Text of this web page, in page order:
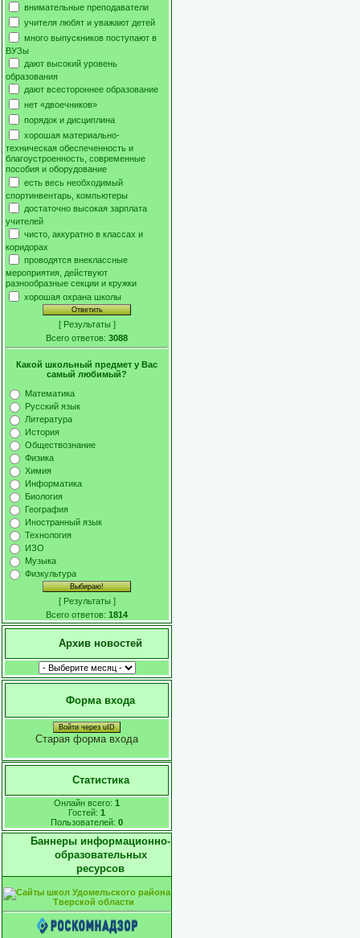
внимательные преподаватели
учителя любят и уважают детей
много выпускников поступают в
ВУЗы
дают высокий уровень
образования
дают всестороннее образование
нет «двоечников»
порядок и дисциплина
хорошая материально-
техническая обеспеченность и
благоустроенность, современные
пособия и оборудование
есть весь необходимый
спортинвентарь, компьютеры
достаточно высокая зарплата
учителей
чисто, аккуратно в классах и
коридорах
проводятся внеклассные
мероприятия, действуют
разнообразные секции и кружки
хорошая охрана школы
[ Результаты ]
Всего ответов: 3088
Какой школьный предмет у Вас
самый любимый?
Математика
Русский язык
Литература
История
Обществознание
Физика
Химия
Информатика
Биология
География
Иностранный язык
Технология
ИЗО
Музыка
Физкультура
[ Результаты ]
Всего ответов: 1814
Архив новостей
Форма входа
Войти через uID
Старая форма входа
Статистика
Онлайн всего: 1
Гостей: 1
Пользователей: 0
Баннеры информационно-
образовательных
ресурсов